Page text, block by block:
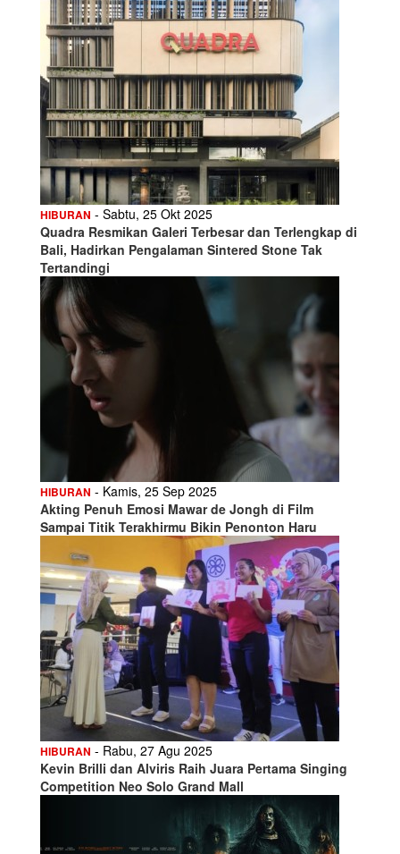
HIBURAN - Sabtu, 25 Okt 2025
Quadra Resmikan Galeri Terbesar dan Terlengkap di
Bali, Hadirkan Pengalaman Sintered Stone Tak
Tertandingi
HIBURAN - Kamis, 25 Sep 2025
Akting Penuh Emosi Mawar de Jongh di Film
Sampai Titik Terakhirmu Bikin Penonton Haru
HIBURAN - Rabu, 27 Agu 2025
Kevin Brilli dan Alviris Raih Juara Pertama Singing
Competition Neo Solo Grand Mall